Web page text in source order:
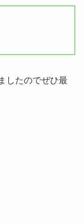
したのでぜひ最